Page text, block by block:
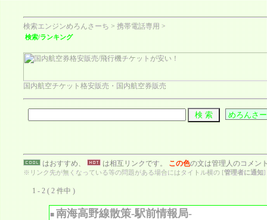
検索エンジンめろんさーち>携帯電話専用>
検索/ランキング
国内航空チケット格安販売・国内航空券販売
はおすすめ、 は相互リンクです。この色の文は管理人のコメン
※リンク先が無くなっている等の問題がある場合にはタイトル横の [管理者に通知]
1 - 2 ( 2 件中 )
■ 南海高野線散策-駅前情報局-